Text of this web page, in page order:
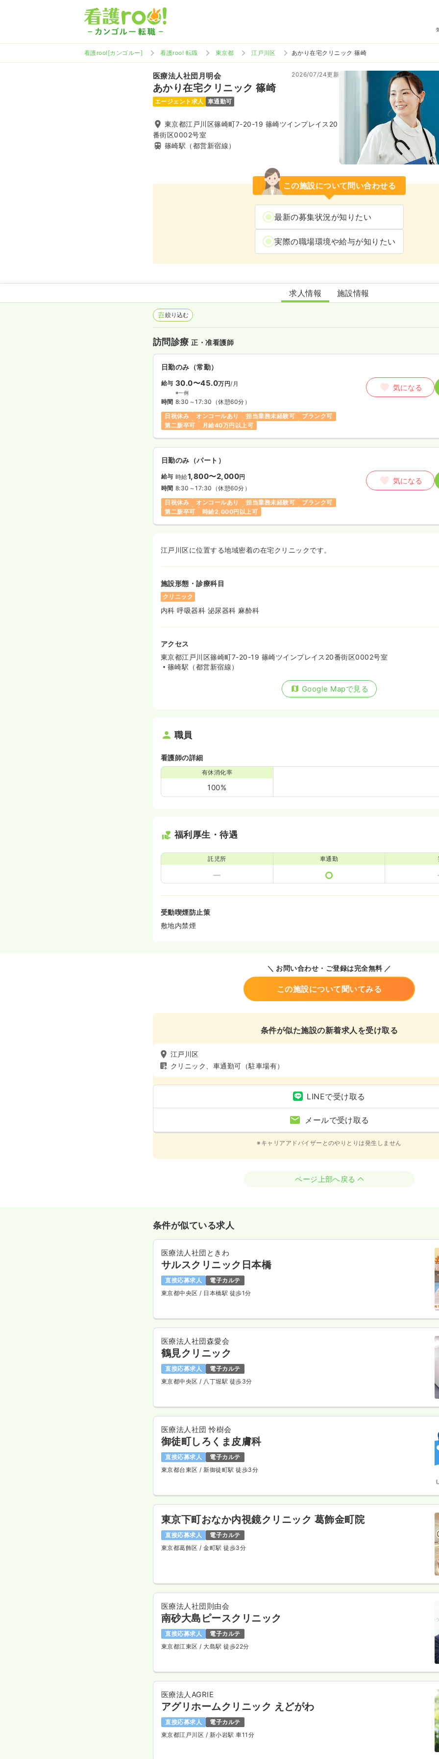
看護roo![カンゴルー] 看護roo! 転職 東京都 江戸川区 あかり在宅クリニック 篠崎
医療法人社団月明会
あかり在宅クリニック 篠崎
2026/07/24更新
エージェント求人 車通勤可
東京都江戸川区篠崎町7-20-19 篠崎ツインプレイス20
番街区0002号室
篠崎駅（都営新宿線）
この施設について問い合わせる
最新の募集状況が知りたい
実際の職場環境や給与が知りたい
あかり在宅クリニック 篠崎
求人情報 施設情報
絞り込む
訪問診療正・准看護師
日勤のみ（常勤）
給与 30.0〜45.0万円/月
※一例
時間 8:30～17:30 （休憩60分）
日祝休み
オンコールあり 担当業務未経験可
ブランク可
第二新卒可
月給40万円以上可
気になる
日勤のみ（パート）
給与 時給1,800〜2,000円
時間 8:30～17:30 （休憩60分）
日祝休み
オンコールあり 担当業務未経験可
ブランク可
第二新卒可
時給2,000円以上可
気になる
江戸川区に位置する地域密着の在宅クリニックです。
施設形態・診療科目
クリニック
内科 呼吸器科 泌尿器科 麻酔科
アクセス
東京都江戸川区篠崎町7-20-19 篠崎ツインプレイス20番街区0002号室
篠崎駅（都営新宿線）
Google Mapで見る
職員
看護師の詳細
有休消化率
100%
福利厚生・待遇
託児所 車通勤
受動喫煙防止策
敷地内禁煙
＼ お問い合わせ・ご登録は完全無料 ／
この施設について聞いてみる
条件が似た施設の新着求人を受け取る
江戸川区
クリニック、車通勤可（駐車場有）
LINEで受け取る
メールで受け取る
※キャリアアドバイザーとのやりとりは発生しません
ページ上部へ戻る
条件が似ている求人
医療法人社団ときわ
サルスクリニック日本橋
直接応募求人
電子カルテ
東京都中央区/ 日本橋駅 徒歩1分
医療法人社団森愛会
鶴見クリニック
直接応募求人
電子カルテ
東京都中央区/ 八丁堀駅 徒歩3分
医療法人社団 怜樹会
御徒町しろくま皮膚科
直接応募求人
電子カルテ
東京都台東区/ 新御徒町駅 徒歩3分
東京下町おなか内視鏡クリニック 葛飾金町院
直接応募求人
電子カルテ
東京都葛飾区/ 金町駅 徒歩3分
医療法人社団則由会
南砂大島ピースクリニック
直接応募求人
電子カルテ
東京都江東区/ 大島駅 徒歩22分
医療法人AGRIE
アグリホームクリニック えどがわ
直接応募求人
電子カルテ
東京都江戸川区 / 新小岩駅 車11分